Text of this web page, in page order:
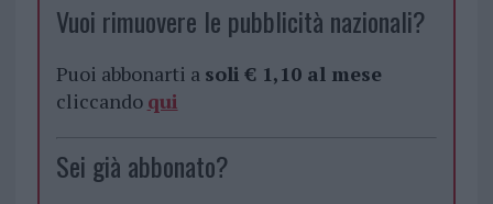
Vuoi rimuovere le pubblicità nazionali?
Puoi abbonarti a soli € 1,10 al mese
cliccando qui
Sei già abbonato?